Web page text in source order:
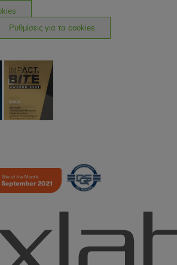
Ρυθμίσεις για τα cookies